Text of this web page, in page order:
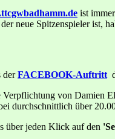
ist
neue Spitzenspieler ist,
derFACEBOOK-Auftritt
von Damien
durchschnittlich über
über jeden Klick auf den